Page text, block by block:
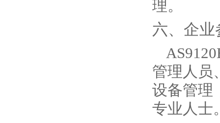
理。
六、企业
管理人员
设备管理
专业人士